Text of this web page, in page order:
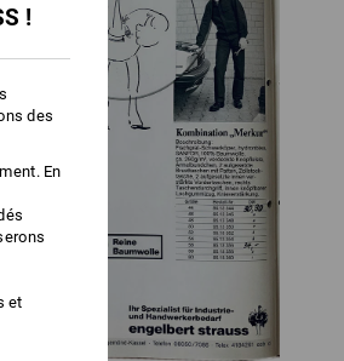
!
des
En
et